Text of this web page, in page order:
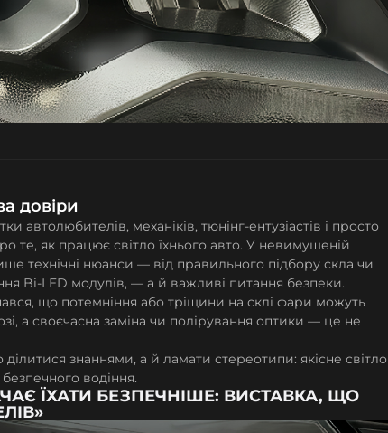
довіри
автолюбителів, механіків, тюнінг-ентузіастів і просто
те, як працює світло їхнього авто. У невимушеній
технічні нюанси — від правильного підбору скла чи
Bi-LED модулів, — а й важливі питання безпеки.
що потемніння або тріщини на склі фари можуть
а своєчасна заміна чи полірування оптики — це не
ділитися знаннями, а й ламати стереотипи: якісне світло
водіння.
ЇХАТИ БЕЗПЕЧНІШЕ: ВИСТАВКА, ЩО